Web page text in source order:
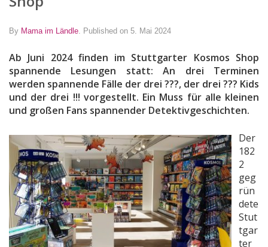
By Mama im Ländle Published on 5. Mai 2024
Ab Juni 2024 finden im Stuttgarter Kosmos Shop
spannende Lesungen statt: An drei Terminen
werden spannende Fälle der drei ???, der drei ??? Kids
und der drei !!! vorgestellt. Ein Muss für alle kleinen
und großen Fans spannender Detektivgeschichten.
Der
182
2
geg
rün
dete
Stut
tgar
ter